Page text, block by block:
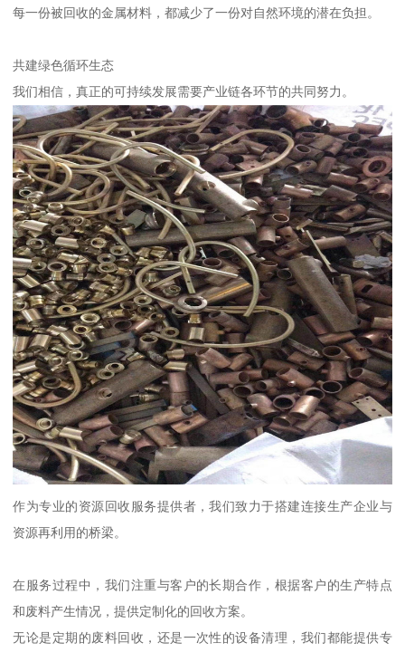
每一份被回收的金属材料，都减少了一份对自然环境的潜在负担。
共建绿色循环生态
我们相信，真正的可持续发展需要产业链各环节的共同努力。
作为专业的资源回收服务提供者，我们致力于搭建连接生产企业与
资源再利用的桥梁。
在服务过程中，我们注重与客户的长期合作，根据客户的生产特点
和废料产生情况，提供定制化的回收方案。
无论是定期的废料回收，还是一次性的设备清理，我们都能提供专